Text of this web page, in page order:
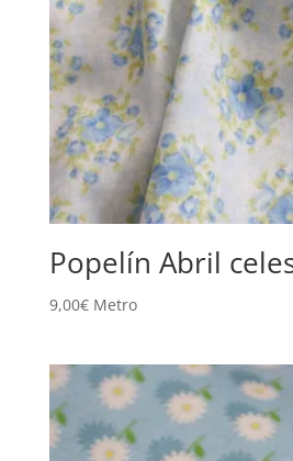
Popelín Abril
9,00€ Metro